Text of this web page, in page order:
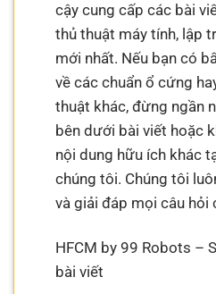
cậy cung cấp các bài
thủ thuật máy tính, lập
mới nhất. Nếu bạn có
về các chuẩn ổ cứng
thuật khác, đừng ngần
bên dưới bài viết hoặc
nội dung hữu ích khác
chúng tôi. Chúng tôi
và giải đáp mọi câu hỏi
HFCM by 99 Robots –
bài viết